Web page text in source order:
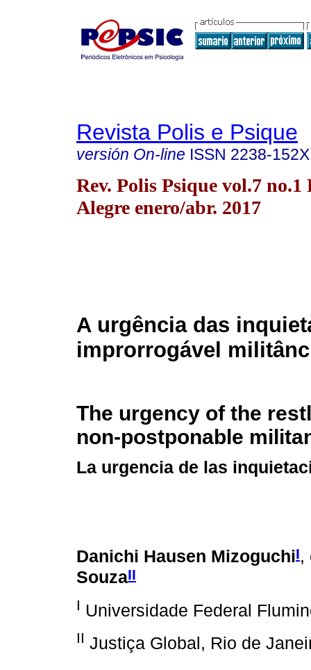
Revista Polis e Psique
versión On-line ISSN 2238-152X
Rev. Polis Psique vol.7 no.1
Alegre enero/abr. 2017
A urgência das
improrrogável
The urgency of the
non-postponable
La urgencia de las
Danichi Hausen MizoguchiI,
SouzaII
I Universidade Federal
II Justiça Global, Rio de